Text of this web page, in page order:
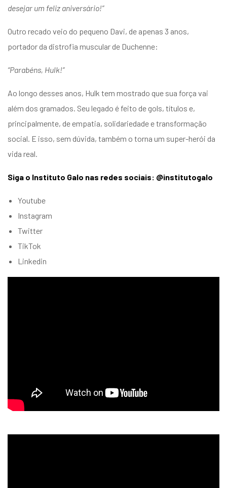
desejar um feliz aniversário!”
Outro recado veio do pequeno Davi, de apenas 3 anos,
portador da distrofia muscular de Duchenne:
“Parabéns, Hulk!”
Ao longo desses anos, Hulk tem mostrado que sua força vai
além dos gramados. Seu legado é feito de gols, títulos e,
principalmente, de empatia, solidariedade e transformação
social. E isso, sem dúvida, também o torna um super-herói da
vida real.
Siga o Instituto Galo nas redes sociais: @institutogalo
Youtube
Instagram
Twitter
TikTok
Linkedin